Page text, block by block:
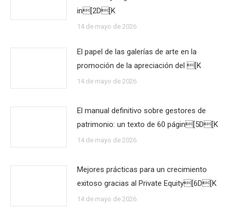
in[2D[K
14 de mayo de 2026
El papel de las galerías de arte en la
promoción de la apreciación del [K
14 de mayo de 2026
El manual definitivo sobre gestores de
patrimonio: un texto de 60 págin[5D[K
14 de mayo de 2026
Mejores prácticas para un crecimiento
exitoso gracias al Private Equity[6D[K
14 de mayo de 2026